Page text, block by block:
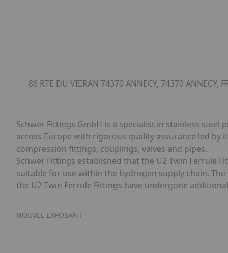
86 RTE DU VIERAN 74370 ANNECY, 74370 ANNECY,
Schwer Fittings GmbH is a specialist in stainless
across Europe with rigorous quality assurance led
compression fittings, couplings, valves and pipes.
Schwer Fittings established that the U2 Twin Ferrule
suitable for use within the hydrogen supply chain.
the U2 Twin Ferrule Fittings have undergone
NOUVEL EXPOSANT